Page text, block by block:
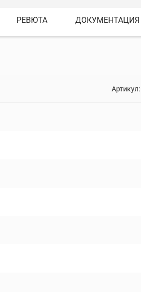
РЕВЮТА ДОКУМЕНТАЦИЯ
Артикул: